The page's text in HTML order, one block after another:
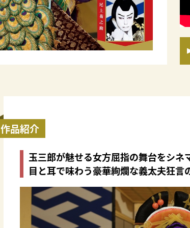
作品紹介
玉三郎が魅せる女方屈指の舞台をシネ
目と耳で味わう豪華絢爛な義太夫狂言